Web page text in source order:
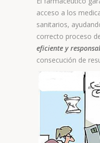
acceso a los
sanitarios,
correcto proceso
eficiente y
consecución de